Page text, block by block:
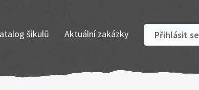
šikulů Aktuální zakázky Přihlásit se